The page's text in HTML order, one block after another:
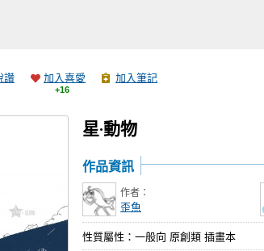
讚 加入喜愛
+16
加入筆記
星‧動物
作品資訊
作者：
歪魚
性質屬性：一般向 原創類 插畫本